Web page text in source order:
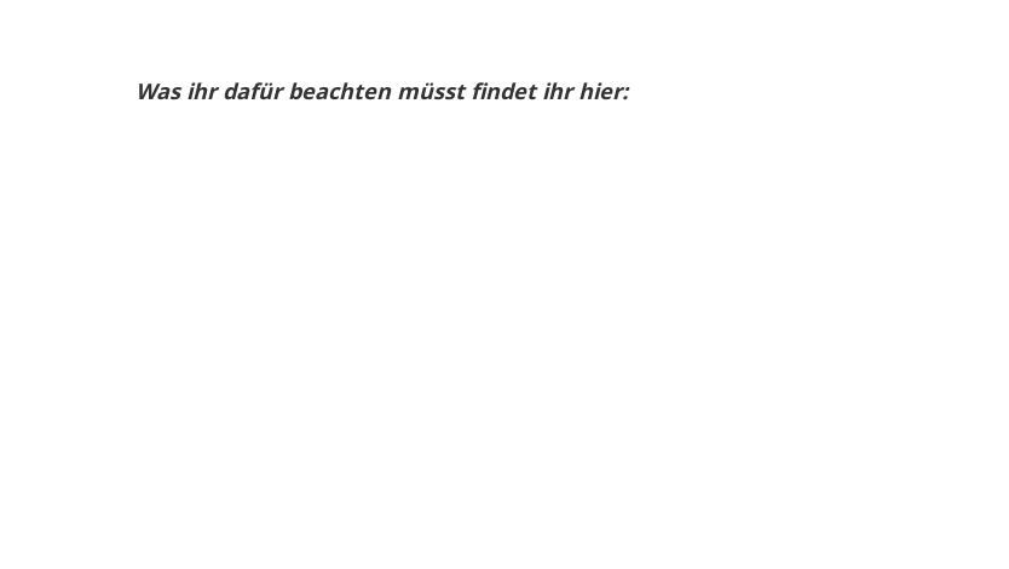
Was ihr dafür beachten müsst findet ihr hier: